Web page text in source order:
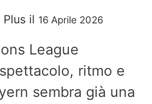
il 16 Aprile 2026
League
ritmo e
sembra già una